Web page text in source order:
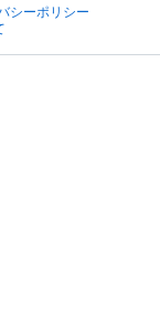
シーポリシー